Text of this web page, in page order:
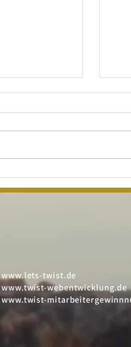
twist
www.lets-twist.de
www.twist-webentwicklung.de
www.twist-